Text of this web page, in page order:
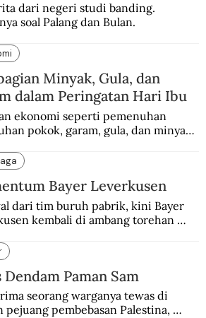
dari negeri studi banding.
soal Palang dan Bulan.
Minyak, Gula, dan
dalam Peringatan Hari Ibu
ekonomi seperti pemenuhan
pokok, garam, gula, dan minyak
Hari Ibu.
Bayer Leverkusen
dari tim buruh pabrik, kini Bayer
kembali di ambang torehan
Dendam Paman Sam
seorang warganya tewas di
pejuang pembebasan Palestina,